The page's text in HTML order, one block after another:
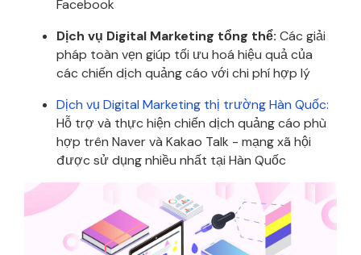
Facebook
Dịch vụ Digital Marketing tổng thể: Các giải
pháp toàn vẹn giúp tối ưu hoá hiệu quả của
các chiến dịch quảng cáo với chi phí hợp lý
Dịch vụ Digital Marketing thị trường Hàn Quốc:
Hỗ trợ và thực hiện chiến dịch quảng cáo phù
hợp trên Naver và Kakao Talk - mạng xã hội
được sử dụng nhiều nhất tại Hàn Quốc